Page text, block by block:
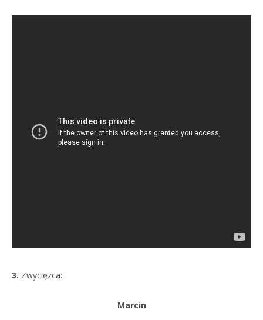
3. Zwycięzca:
Marcin